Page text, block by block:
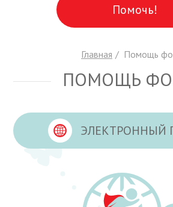
Помочь!
Главная Помощь
ПОМОЩЬ
ЭЛЕКТРОННЫЙ